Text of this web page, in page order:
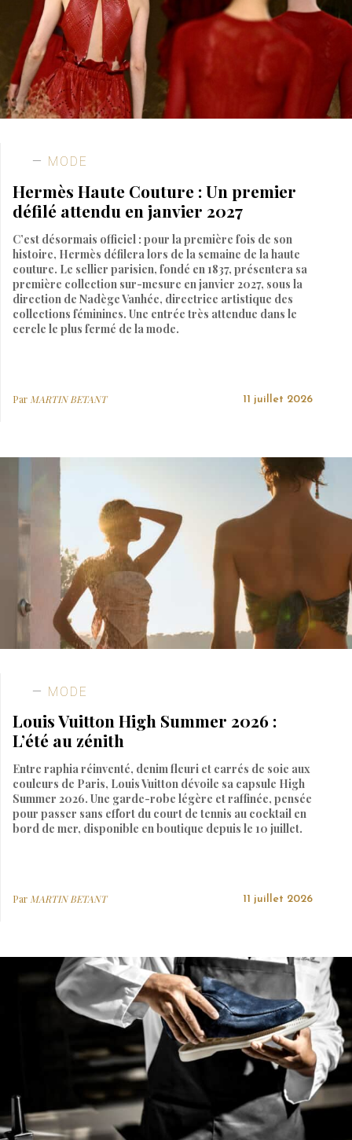
MODE
Hermès Haute Couture : Un premier
défilé attendu en janvier 2027
C’est désormais officiel : pour la première fois de son
histoire, Hermès défilera lors de la semaine de la haute
couture. Le sellier parisien, fondé en 1837, présentera sa
première collection sur-mesure en janvier 2027, sous la
direction de Nadège Vanhée, directrice artistique des
collections féminines. Une entrée très attendue dans le
cercle le plus fermé de la mode.
Par MARTIN BETANT 11 juillet 2026
MODE
Louis Vuitton High Summer 2026 :
L’été au zénith
Entre raphia réinventé, denim fleuri et carrés de soie aux
couleurs de Paris, Louis Vuitton dévoile sa capsule High
Summer 2026. Une garde-robe légère et raffinée, pensée
pour passer sans effort du court de tennis au cocktail en
bord de mer, disponible en boutique depuis le 10 juillet.
ParMARTIN BETANT 11 juillet 2026